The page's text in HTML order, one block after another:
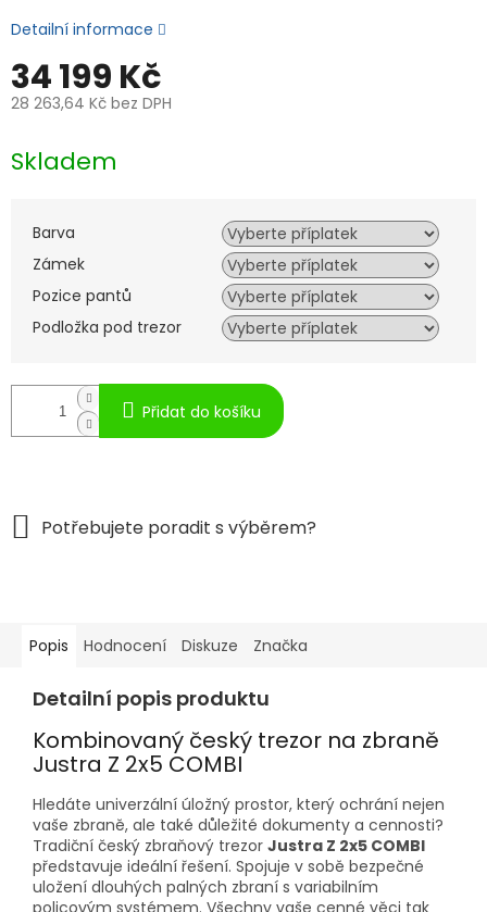
34 199 Kč
28 263,64 Kč bez DPH
cena:
Skladem
Barva
Zámek
Pozice pantů
Podložka pod trezor
Přidat do košíku
Detailní informace
Popis Hodnocení Diskuze Značka
Detailní popis produktu
Kombinovaný český trezor na zbraně
Justra Z 2x5 COMBI
Hledáte univerzální úložný prostor, který ochrání nejen
vaše zbraně, ale také důležité dokumenty a cennosti?
Tradiční český zbraňový trezor Justra Z 2x5 COMBI
představuje ideální řešení. Spojuje v sobě bezpečné
uložení dlouhých palných zbraní s variabilním